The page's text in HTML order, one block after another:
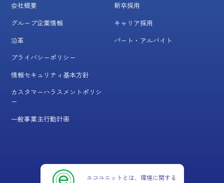
会社概要
グループ企業情報
沿革
プライバシーポリシー
情報セキュリティ基本方針
カスタマーハラスメントポリシ
ー
一般事業主行動計画
新卒採用
キャリア採用
パート・アルバイト